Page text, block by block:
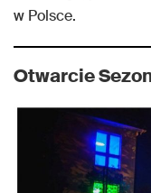
w Polsce.
Otwarcie